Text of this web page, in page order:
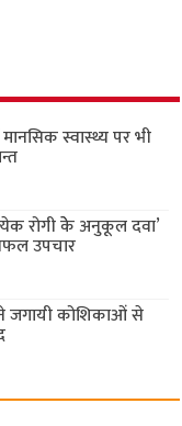
स्वास्थ्य पर भी
रोगी केे अनुकूल दवा’
उपचार
जगायी कोशिकाओं से